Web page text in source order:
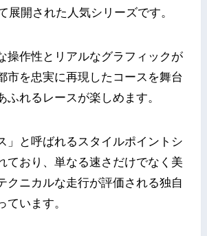
展開された人気シリーズです。
操作性とリアルなグラフィックが
市を忠実に再現したコースを舞台
ふれるレースが楽しめます。
」と呼ばれるスタイルポイントシ
ており、単なる速さだけでなく美
クニカルな走行が評価される独自
ています。